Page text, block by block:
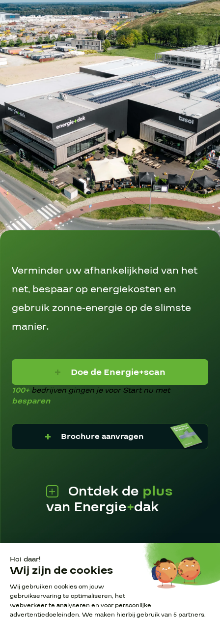
Verminder uw afhankelijkheid van het
net, bespaar op energiekosten en
gebruik zonne-energie op de slimste
manier.
Doe de Energie+scan
100+ bedrijven gingen je voor Start nu met
besparen
Brochure aanvragen
Pagina’s
Ontdek de plus
van Energie+dak